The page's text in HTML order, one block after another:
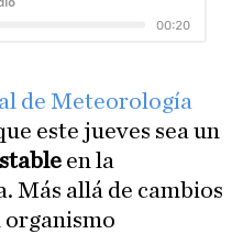
de Meteorología
este jueves sea un
en la
Más allá de cambios
organismo